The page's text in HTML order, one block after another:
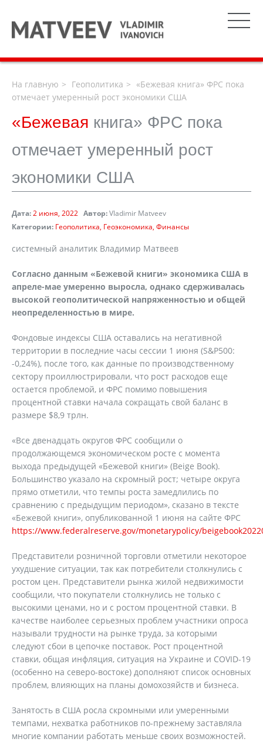
На главную Геополитика
«Бежевая книга» ФРС пока
отмечает умеренный рост экономики США
«Бежевая книга» ФРС пока
отмечает умеренный рост
экономики США
Дата:2 июня, 2022 Автор:Vladimir Matveev
Категории: Геополитика Геоэкономика Финансы
системный аналитик Владимир Матвеев
Согласно данным «Бежевой книги» экономика США в
апреле-мае умеренно выросла, однако сдерживалась
высокой геополитической напряженностью и общей
неопределенностью в мире.
Фондовые индексы США оставались на негативной
территории в последние часы сессии 1 июня (S&P500:
-0,24%), после того, как данные по производственному
сектору проиллюстрировали, что рост расходов еще
остается проблемой, и ФРС помимо повышения
процентной ставки начала сокращать свой баланс в
размере $8,9 трлн.
«Все двенадцать округов ФРС сообщили о
продолжающемся экономическом росте с момента
выхода предыдущей «Бежевой книги» (Beige Book).
Большинство указало на скромный рост; четыре округа
прямо отметили, что темпы роста замедлились по
сравнению с предыдущим периодом», сказано в тексте
«Бежевой книги», опубликованной 1 июня на сайте ФРС
https://www.federalreserve.gov/monetarypolicy/
Представители розничной торговли отметили некоторое
ухудшение ситуации, так как потребители столкнулись с
ростом цен. Представители рынка жилой недвижимости
сообщили, что покупатели столкнулись не только с
высокими ценами, но и с ростом процентной ставки. В
качестве наиболее серьезных проблем участники опроса
называли трудности на рынке труда, за которыми
следуют сбои в цепочке поставок. Рост процентной
ставки, общая инфляция, ситуация на Украине и COVID-19
(особенно на северо-востоке) дополняют список основных
проблем, влияющих на планы домохозяйств и бизнеса.
Занятость в США росла скромными или умеренными
темпами, нехватка работников по-прежнему заставляла
многие компании работать меньше своих возможностей.